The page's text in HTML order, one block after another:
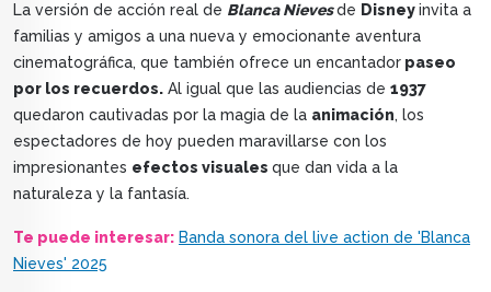
La versión de acción real de Blanca Nievesde Disneyinvita a
familias y amigos a una nueva y emocionante aventura
cinematográfica, que también ofrece un encantador paseo
por los recuerdos. Al igual que las audiencias de 1937
quedaron cautivadas por la magia de la animación, los
espectadores de hoy pueden maravillarse con los
impresionantes efectos visuales que dan vida a la
naturaleza y la fantasía.
Te puede interesar: Banda sonora del live action de 'Blanca
Nieves' 2025